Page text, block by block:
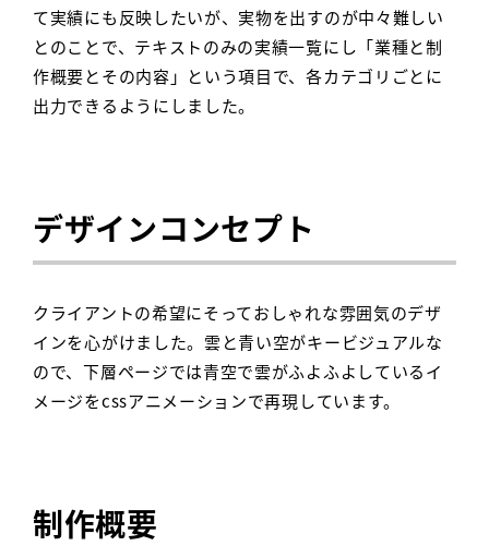
て実績にも反映したいが、実物を出すのが中々難しい
とのことで、テキストのみの実績一覧にし「業種と制
作概要とその内容」という項目で、各カテゴリごとに
出力できるようにしました。
デザインコンセプト
クライアントの希望にそっておしゃれな雰囲気のデザ
インを心がけました。雲と青い空がキービジュアルな
ので、下層ページでは青空で雲がふよふよしているイ
メージをcssアニメーションで再現しています。
制作概要